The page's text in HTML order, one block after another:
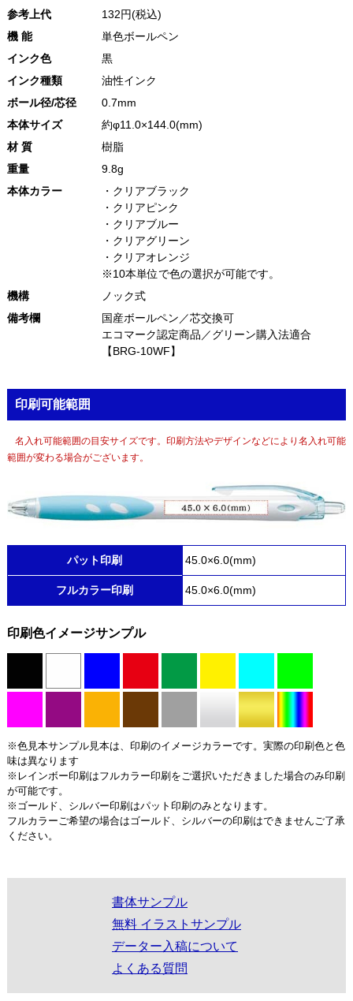
参考上代
132円(税込)
機 能
単色ボールペン
インク色
黒
インク種類
油性インク
ボール径/芯径
0.7mm
本体サイズ
約φ11.0×144.0(mm)
材 質
樹脂
重量
9.8g
本体カラー
・クリアブラック
・クリアピンク
・クリアブルー
・クリアグリーン
・クリアオレンジ
※10本単位で色の選択が可能です。
機構
ノック式
備考欄
国産ボールペン／芯交換可
エコマーク認定商品／グリーン購入法適合
【BRG-10WF】
印刷可能範囲
名入れ可能範囲の目安サイズです。印刷方法やデザインなどにより名入れ可能
範囲が変わる場合がございます。
パット印刷 45.0×6.0(mm)
フルカラー印刷 45.0×6.0(mm)
印刷色イメージサンプル
※色見本サンプル見本は、印刷のイメージカラーです。実際の印刷色と色
味は異なります
※レインボー印刷はフルカラー印刷をご選択いただきました場合のみ印刷
が可能です。
※ゴールド、シルバー印刷はパット印刷のみとなります。
フルカラーご希望の場合はゴールド、シルバーの印刷はできませんご了承
ください。
書体サンプル
無料 イラストサンプル
データー入稿について
よくある質問